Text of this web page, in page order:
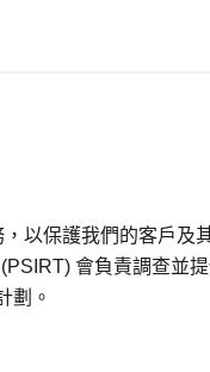
以保護我們的客戶及
會負責調查並
劃。